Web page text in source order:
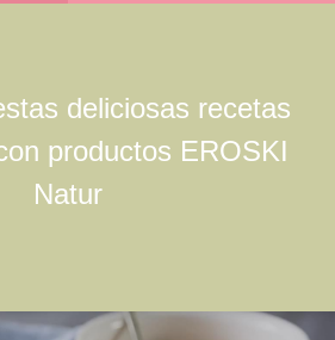
deliciosas recetas
productos EROSKI
Natur